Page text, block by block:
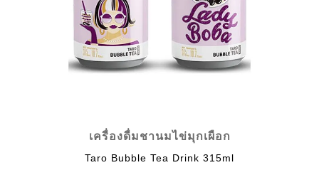
เครื่องดื่มชานมไข่มุกเผือก
Taro Bubble Tea Drink 315ml